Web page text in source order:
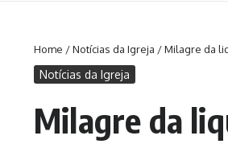
Home /Notícias da Igreja /Milagre da
Notícias da Igreja
Milagre da